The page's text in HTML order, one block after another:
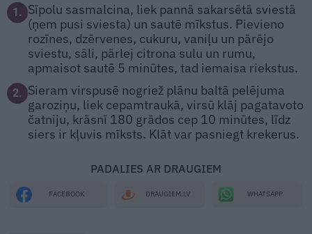
1. Sīpolu sasmalcina, liek pannā sakarsētā sviestā
(ņem pusi sviesta) un sautē mīkstus. Pievieno
rozīnes, dzērvenes, cukuru, vaniļu un pārējo
sviestu, sāli, pārlej citrona sulu un rumu,
apmaisot sautē 5 minūtes, tad iemaisa riekstus.
2. Sieram virspusē nogriež plānu baltā pelējuma
garoziņu, liek cepamtraukā, virsū klāj pagatavoto
čatniju, krāsnī 180 grādos cep 10 minūtes, līdz
siers ir kļuvis mīksts. Klāt var pasniegt krekerus.
PADALIES AR DRAUGIEM
FACEBOOK DRAUGIEM.LV WHATSAPP